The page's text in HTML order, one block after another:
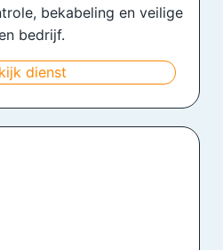
bekabeling en veilige
bedrijf.
dienst